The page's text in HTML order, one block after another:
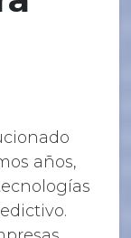
años,